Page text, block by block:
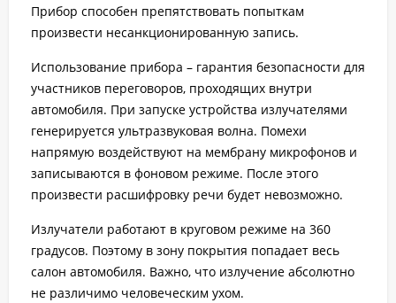
Прибор способен препятствовать попыткам
произвести несанкционированную запись.
Использование прибора – гарантия безопасности для
участников переговоров, проходящих внутри
автомобиля. При запуске устройства излучателями
генерируется ультразвуковая волна. Помехи
напрямую воздействуют на мембрану микрофонов и
записываются в фоновом режиме. После этого
произвести расшифровку речи будет невозможно.
Излучатели работают в круговом режиме на 360
градусов. Поэтому в зону покрытия попадает весь
салон автомобиля. Важно, что излучение абсолютно
не различимо человеческим ухом.